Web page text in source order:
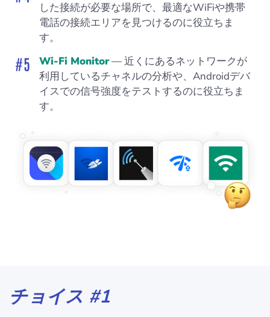
した接続が必要な場所で、最適なWiFiや携帯
電話の接続エリアを見つけるのに役立ちま
す。
Wi-Fi Monitor— 近くにあるネットワークが
利用しているチャネルの分析や、Androidデバ
イスでの信号強度をテストするのに役立ちま
す。
チョイス #1